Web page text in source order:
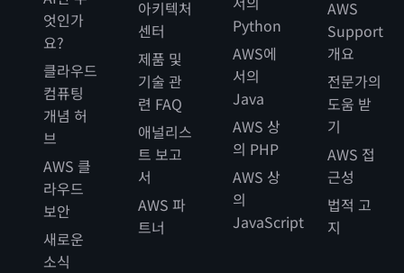
엇인가
요?
클라우드
컴퓨팅
개념 허
브
AWS 클
라우드
보안
새로운
소식
아키텍처
센터
제품 및
기술 관
련 FAQ
애널리스
트 보고
서
AWS 파
트너
Python
AWS에
서의
Java
AWS 상
의 PHP
AWS 상
의
JavaScript
AWS
Support
개요
전문가의
도움 받
기
AWS 접
근성
법적 고
지